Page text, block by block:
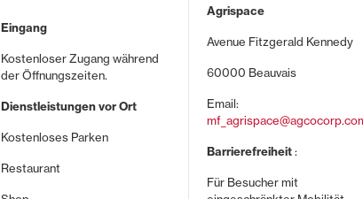
Eingang
Kostenloser Zugang während
der Öffnungszeiten.
Dienstleistungen vor Ort
Kostenloses Parken
Restaurant
Agrispace
Avenue Fitzgerald Kennedy
60000 Beauvais
Email:
Barrierefreiheit:
Für Besucher mit